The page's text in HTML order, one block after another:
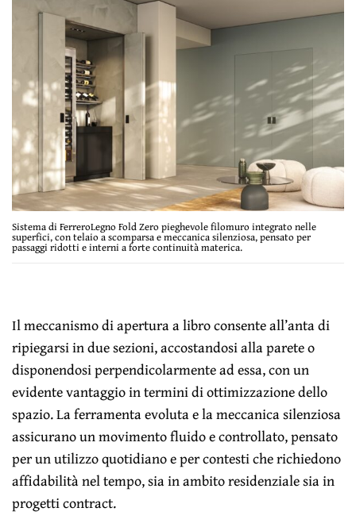
Sistema di FerreroLegno Fold Zero pieghevole filomuro integrato nelle
superfici, con telaio a scomparsa e meccanica silenziosa, pensato per
passaggi ridotti e interni a forte continuità materica.
Il meccanismo di apertura a libro consente all’anta di
ripiegarsi in due sezioni, accostandosi alla parete o
disponendosi perpendicolarmente ad essa, con un
evidente vantaggio in termini di ottimizzazione dello
spazio. La ferramenta evoluta e la meccanica silenziosa
assicurano un movimento fluido e controllato, pensato
per un utilizzo quotidiano e per contesti che richiedono
affidabilità nel tempo, sia in ambito residenziale sia in
progetti contract.